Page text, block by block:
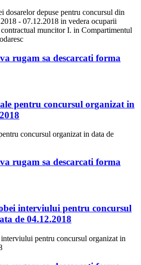
dosarelor depuse pentru concursul din
- 07.12.2018 in vedera ocuparii
muncitor I. in Compartimentul
rugam sa descarcati forma
pentru concursul organizat in
concursul organizat in data de
rugam sa descarcati forma
interviului pentru concursul
de 04.12.2018
pentru concursul organizat in